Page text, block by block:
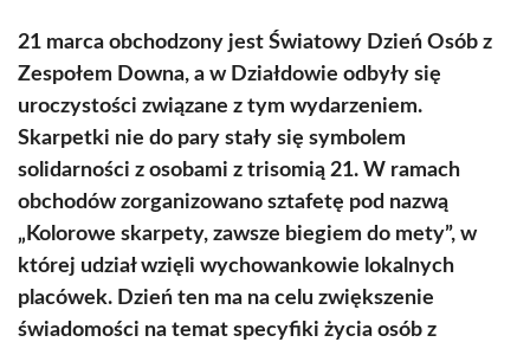
21 marca obchodzony jest Światowy Dzień Osób z
Zespołem Downa, a w Działdowie odbyły się
uroczystości związane z tym wydarzeniem.
Skarpetki nie do pary stały się symbolem
solidarności z osobami z trisomią 21. W ramach
obchodów zorganizowano sztafetę pod nazwą
„Kolorowe skarpety, zawsze biegiem do mety”, w
której udział wzięli wychowankowie lokalnych
placówek. Dzień ten ma na celu zwiększenie
świadomości na temat specyfiki życia osób z